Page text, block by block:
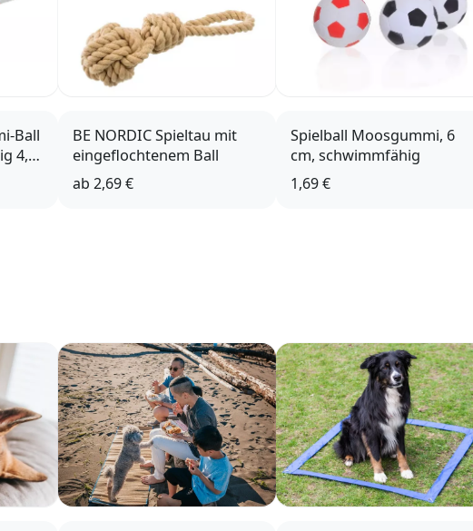
Ball
4,5
BE NORDIC Spieltau mit
eingeflochtenem Ball
ab 2,69 €
Spielball Moosgummi, 6
cm, schwimmfähig
1,69 €